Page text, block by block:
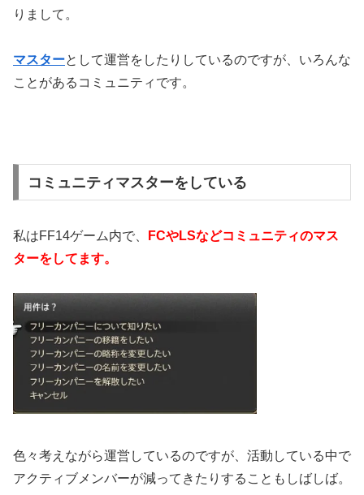
りまして。
マスターとして運営をしたりしているのですが、いろんな
ことがあるコミュニティです。
コミュニティマスターをしている
私はFF14ゲーム内で、
FCやLSなどコミュニティのマス
ターをしてます。
色々考えながら運営しているのですが、活動している中で
アクティブメンバーが減ってきたりすることもしばしば。